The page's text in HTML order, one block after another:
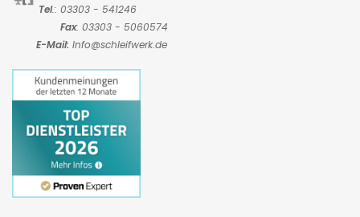
Tel.: 03303 - 541246
Fax: 03303 - 5060574
E-Mail: Info@schleifwerk.de